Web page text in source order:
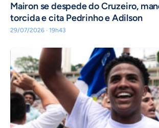
Mairon se despede do Cruzeiro,
torcida e cita Pedrinho e Adilson
29/07/2026 · 19h43